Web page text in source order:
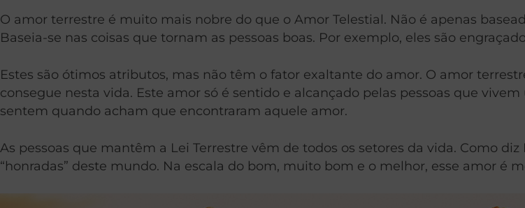
O amor terrestre é muito mais nobre do que o Amor Telestial. Não é apenas
Baseia-se nas coisas que tornam as pessoas boas. Por exemplo, eles são
Estes são ótimos atributos, mas não têm o fator exaltante do amor. O amor
consegue nesta vida. Este amor só é sentido e alcançado pelas pessoas que
sentem quando acham que encontraram aquele amor.
As pessoas que mantêm a Lei Terrestre vêm de todos os setores da vida. Como
“honradas” deste mundo. Na escala do bom, muito bom e o melhor, esse amor é